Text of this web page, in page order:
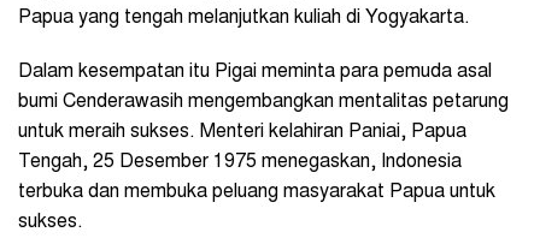
Papua yang tengah melanjutkan kuliah di Yogyakarta.
Dalam kesempatan itu Pigai meminta para pemuda asal
bumi Cenderawasih mengembangkan mentalitas petarung
untuk meraih sukses. Menteri kelahiran Paniai, Papua
Tengah, 25 Desember 1975 menegaskan, Indonesia
terbuka dan membuka peluang masyarakat Papua untuk
sukses.